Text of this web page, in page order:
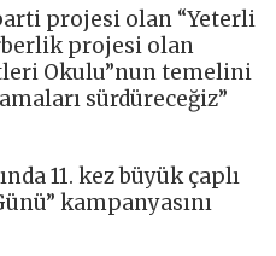
projesi olan “Yeterli
projesi olan
Okulu”nun temelini
sürdüreceğiz”
11. kez büyük çaplı
kampanyasını